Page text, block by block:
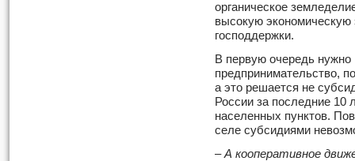
органическое
высокую экономическую
господдержки.
В первую очередь нужно
предпринимательство,
а это решается не
России за последние 10
населенных пунктов.
селе субсидиями
– А кооперативное